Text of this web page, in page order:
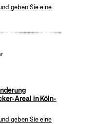
geben Sie eine
Areal in Köln-
geben Sie eine